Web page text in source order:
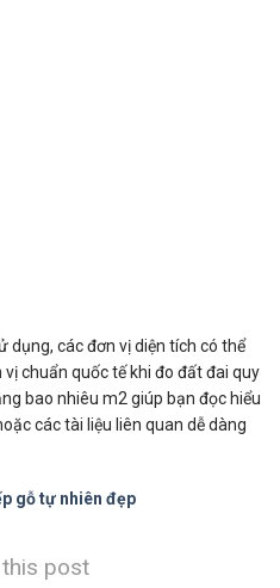
dụng, các đơn vị diện tích có thể
chuẩn quốc tế khi đo đất đai quy
bao nhiêu m2​ giúp bạn đọc hiểu
các tài liệu liên quan dễ dàng
gỗ tự nhiên đẹp
this post